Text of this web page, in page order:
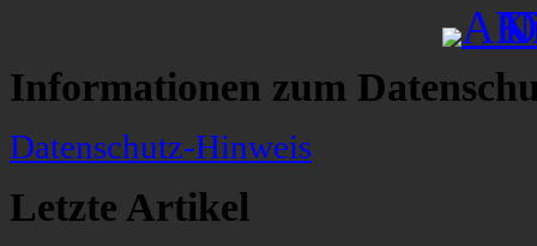
Informationen zum
Datenschutz-Hinweis
Letzte Artikel